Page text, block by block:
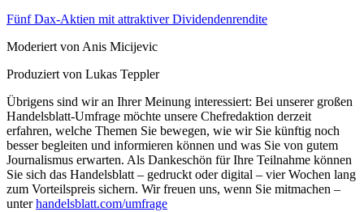
Fünf Dax-Aktien mit attraktiver Dividendenrendite
Moderiert von Anis Micijevic
Produziert von Lukas Teppler
Übrigens sind wir an Ihrer Meinung interessiert: Bei unserer großen
Handelsblatt-Umfrage möchte unsere Chefredaktion derzeit
erfahren, welche Themen Sie bewegen, wie wir Sie künftig noch
besser begleiten und informieren können und was Sie von gutem
Journalismus erwarten. Als Dankeschön für Ihre Teilnahme können
Sie sich das Handelsblatt – gedruckt oder digital – vier Wochen lang
zum Vorteilspreis sichern. Wir freuen uns, wenn Sie mitmachen –
unterhandelsblatt.com/umfrage